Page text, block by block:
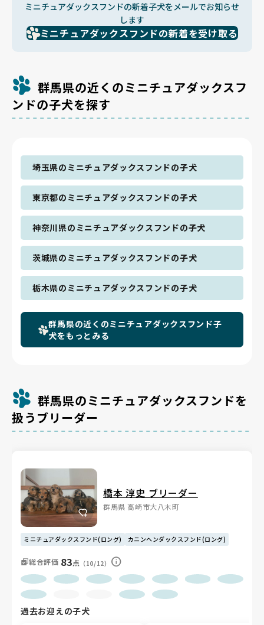
ミニチュアダックスフンドの新着子犬をメールでお知らせ
します
ミニチュアダックスフンドの新着を受け取る
群馬県の近くのミニチュアダックスフ
ンドの子犬を探す
埼玉県のミニチュアダックスフンドの子犬
東京都のミニチュアダックスフンドの子犬
神奈川県のミニチュアダックスフンドの子犬
茨城県のミニチュアダックスフンドの子犬
栃木県のミニチュアダックスフンドの子犬
群馬県の近くのミニチュアダックスフンド子
犬をもっとみる
群馬県のミニチュアダックスフンドを
扱うブリーダー
橋本 淳史 ブリーダー
群馬県 高崎市大八木町
ミニチュアダックスフンド(ロング) カニンヘンダックスフンド(ロング)
総合評価 83点 （10/12）
過去お迎えの子犬